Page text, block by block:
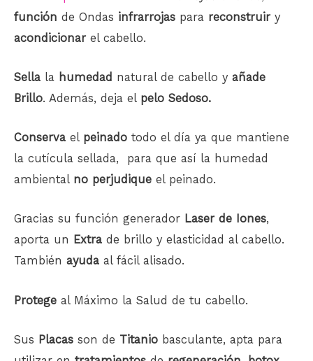
función de Ondas infrarrojas para reconstruir y
acondicionar el cabello.
Sella la humedad natural de cabello y añade
Brillo. Además, deja el pelo Sedoso.
Conserva el peinado todo el día ya que mantiene
la cutícula sellada, para que así la humedad
ambiental no perjudique el peinado.
Gracias su función generador Laser de Iones,
aporta un Extra de brillo y elasticidad al cabello.
También ayuda al fácil alisado.
Protege al Máximo la Salud de tu cabello.
Sus Placas son de Titanio basculante, apta para